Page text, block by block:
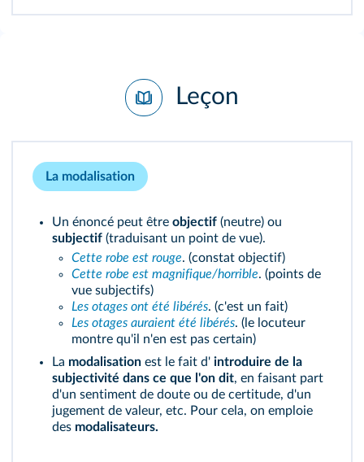
Leçon
La modalisation
Un énoncé peut être objectif (neutre) ou
subjectif (traduisant un point de vue).
Cette robe est rouge. (constat objectif)
Cette robe est magnifique/horrible. (points de
vue subjectifs)
Les otages ont été libérés. (c'est un fait)
Les otages auraient été libérés. (le locuteur
montre qu'il n'en est pas certain)
La modalisation est le fait d' introduire de la
subjectivité dans ce que l'on dit, en faisant part
d'un sentiment de doute ou de certitude, d'un
jugement de valeur, etc. Pour cela, on emploie
des modalisateurs.